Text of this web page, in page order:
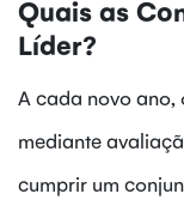
Quais as
Líder?
A cada novo ano,
mediante
cumprir um